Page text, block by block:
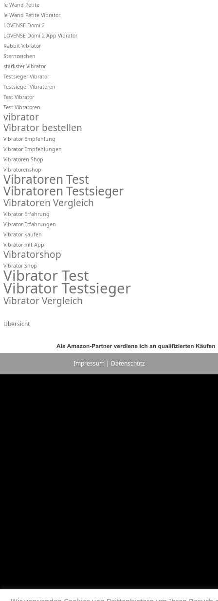
le Wand Petite
le Wand Petite Vibrator
LOVENSE Domi 2
LOVENSE Domi 2 App Vibrator
Rabbit Vibrator
Sternzeichen
stärkster Vibrator
Testsieger Vibrator
Testsieger Vibratoren
Test Vibrator
Test Vibratoren
vibrator
Vibrator bestellen
Vibrator Empfehlung
Vibrator Empfehlungen
Vibratoren Shop
Vibratorenshop
Vibratoren Test
Vibratoren Testsieger
Vibratoren Vergleich
Vibrator Erfahrung
Vibrator Erfahrungen
Vibrator kaufen
Vibrator mit App
Vibratorshop
Vibrator Shop
Vibrator Test
Vibrator Testsieger
Vibrator Vergleich
Übersicht
Impressum| Datenschutz